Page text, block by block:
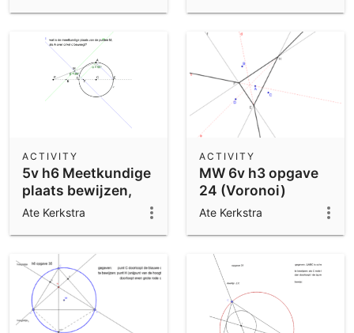
5v h6 Meetkundige
plaats bewijzen,
extra opgave
ACTIVITY
Ate Kerkstra
MW 6v h3 opgave
24 (Voronoi)
ACTIVITY
Ate Kerkstra